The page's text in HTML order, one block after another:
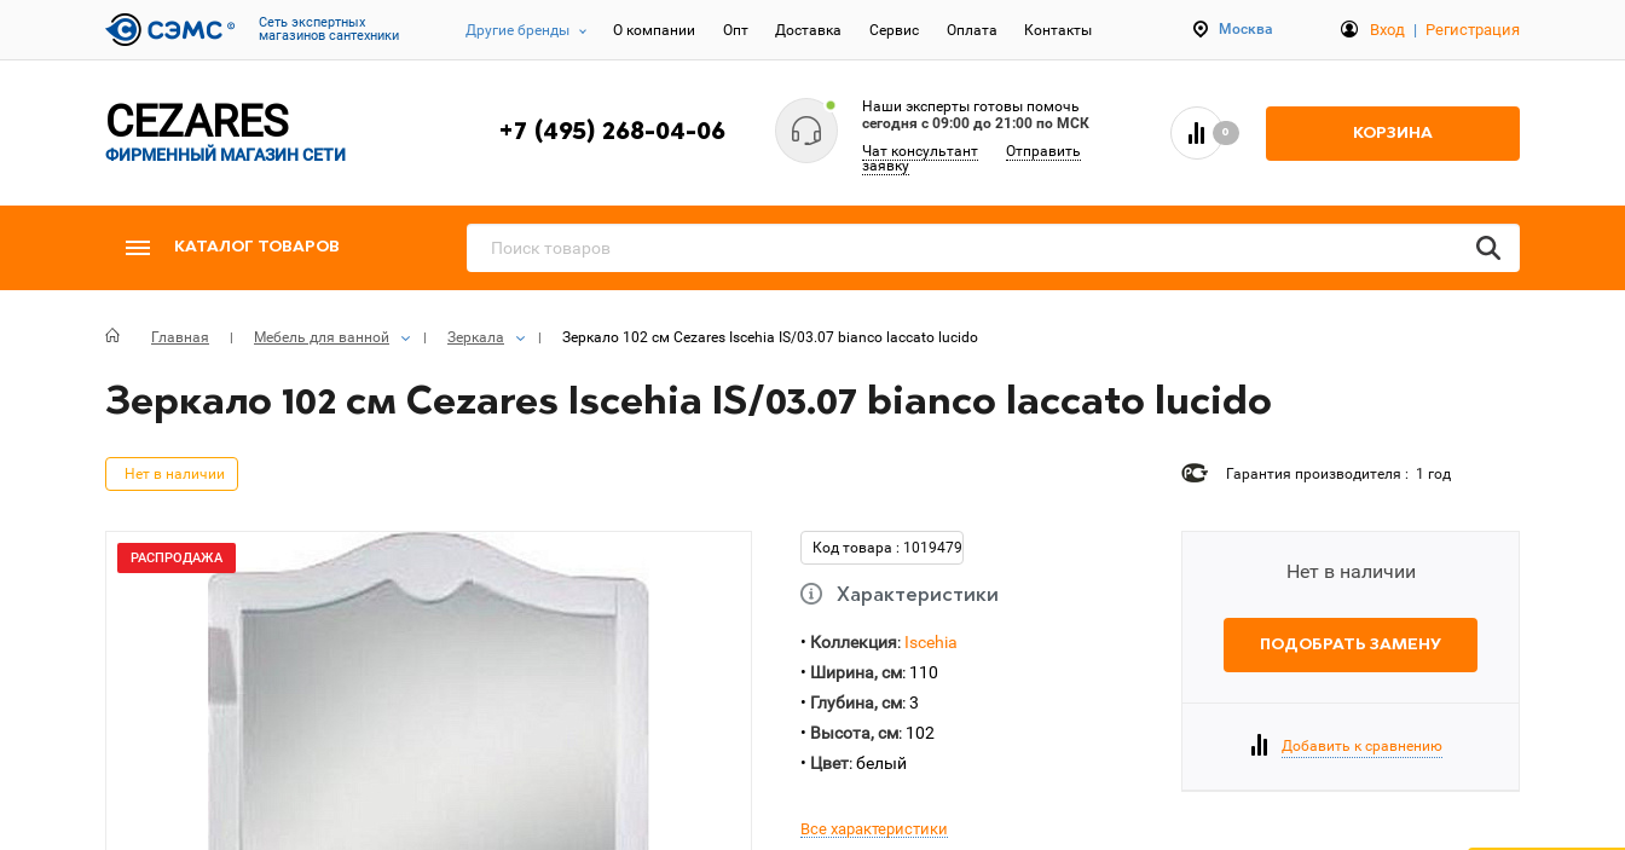
Cеть экспертных
магазинов сантехники
Другие бренды О компании Опт Доставка Сервис Оплата Контакты Москва Вход | Регистрация
CEZARES
ФИРМЕННЫЙ МАГАЗИН СЕТИ
+7 (495) 268-04-06
Наши эксперты готовы помочь
сегодня c 09:00 до 21:00 по МСК
Чат консультант
Отправить
заявку
0 КОРЗИНА
КАТАЛОГ ТОВАРОВ
Главная Мебель для ванной Зеркала Зеркало 102 см Cezares Iscehia IS/03.07 bianco laccato lucido
Зеркало 102 см Cezares Iscehia IS/03.07 bianco laccato lucido
Нет в наличии Гарантия производителя : 1 год
РАСПРОДАЖА
Код товара : 1019479
Характеристики
• Коллекция: Iscehia
• Ширина, см: 110
• Глубина, см: 3
• Высота, см: 102
• Цвет: белый
Все характеристики
Нет в наличии
ПОДОБРАТЬ ЗАМЕНУ
Добавить к сравнению